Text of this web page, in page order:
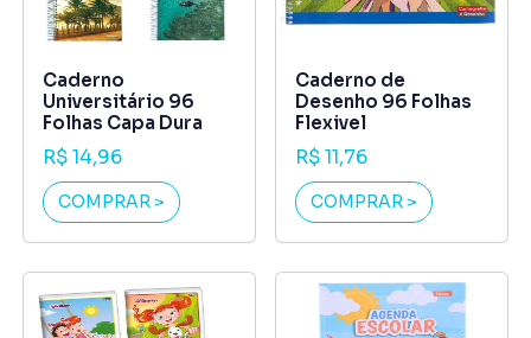
Caderno
Universitário 96
Folhas Capa Dura
R$ 14,96
COMPRAR >
Caderno de
Desenho 96 Folhas
Flexivel
R$ 11,76
COMPRAR >